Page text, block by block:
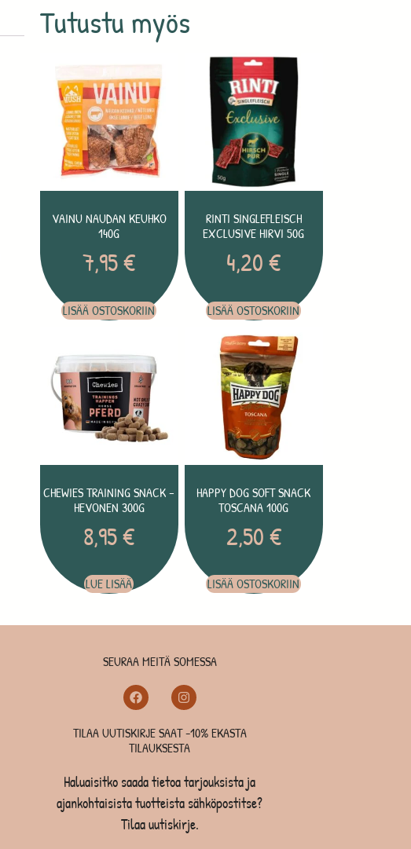
Tutustu myös
VAINU NAUDAN KEUHKO
140G
7,95€
LISÄÄ OSTOSKORIIN
RINTI SINGLEFLEISCH
EXCLUSIVE HIRVI 50G
4,20€
LISÄÄ OSTOSKORIIN
CHEWIES TRAINING SNACK –
HEVONEN 300G
8,95€
LUE LISÄÄ
HAPPY DOG SOFT SNACK
TOSCANA 100G
2,50€
LISÄÄ OSTOSKORIIN
SEURAA MEITÄ SOMESSA
TILAA UUTISKIRJE SAAT -10% EKASTA
TILAUKSESTA
Haluaisitko saada tietoa tarjouksista ja
ajankohtaisista tuotteista sähköpostitse?
Tilaa uutiskirje.